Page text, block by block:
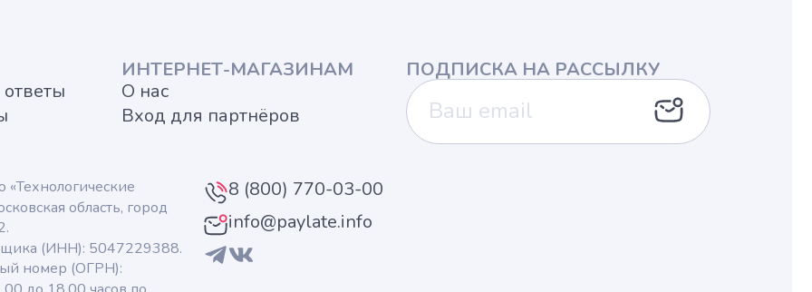
ИНТЕРНЕТ-МАГАЗИНАМ
О нас
Вход для партнёров
ПОДПИСКА НА РАССЫЛКУ
«Технологические
область, город
(ИНН): 5047229388.
номер (ОГРН):
8 (800) 770-03-00
info@paylate.info